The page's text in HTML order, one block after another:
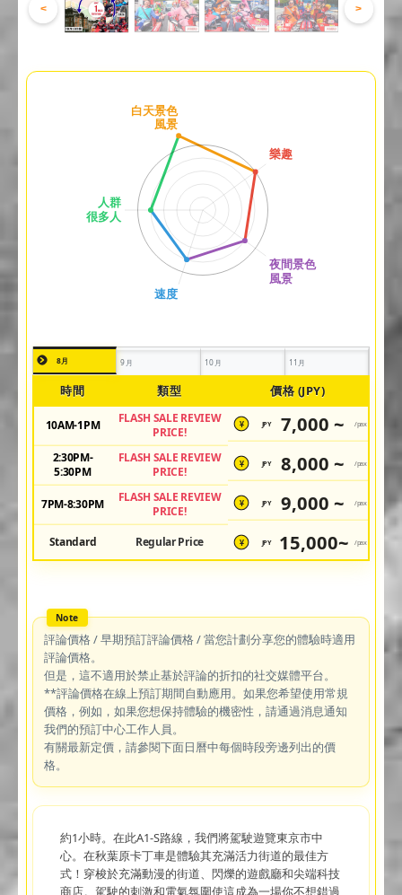
< >
8月 9月 10月 11月
時間 類型 價格 (JPY)
10AM-1PM
FLASH SALE REVIEW
PRICE!
¥ JPY 7,000 ~ /pax
2:30PM-
5:30PM
FLASH SALE REVIEW
PRICE!
¥ JPY 8,000 ~ /pax
7PM-8:30PM
FLASH SALE REVIEW
PRICE!
¥ JPY 9,000 ~ /pax
Standard Regular Price ¥ JPY 15,000~ /pax
評論價格 / 早期預訂評論價格 / 當您計劃分享您的體驗時適用
評論價格。
但是，這不適用於禁止基於評論的折扣的社交媒體平台。
**評論價格在線上預訂期間自動應用。如果您希望使用常規
價格，例如，如果您想保持體驗的機密性，請通過消息通知
我們的預訂中心工作人員。
有關最新定價，請參閱下面日曆中每個時段旁邊列出的價
格。
約1小時。在此A1-S路線，我們將駕駛遊覽東京市中
心。在秋葉原卡丁車是體驗其充滿活力街道的最佳方
式！穿梭於充滿動漫的街道、閃爍的遊戲廳和尖端科技
商店。駕駛的刺激和電氣氛圍使這成為一場你不想錯過